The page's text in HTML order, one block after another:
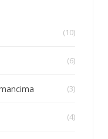
(10)
(6)
(3)
(4)